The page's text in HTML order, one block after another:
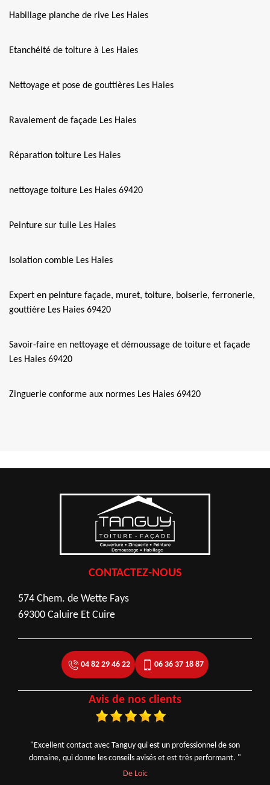
Habillage planche de rive Les Haies
Etanchéité de toiture à Les Haies
Nettoyage et pose de gouttières Les Haies
Ravalement de façade Les Haies
Réparation toiture Les Haies
nettoyage toiture Les Haies 69420
Peinture sur tuile Les Haies
Isolation comble Les Haies
Expert en peinture façade, muret, toiture, boiserie, ferronerie,
gouttière Les Haies 69420
Savoir-faire en nettoyage et démoussage de toiture et façade
Les Haies 69420
Zinguerie conforme aux normes Les Haies 69420
CONTACTEZ-NOUS
574 Chem. de Wette Fays
69300 Caluire Et Cuire
04 82 29 46 22 06 36 37 18 87
Avis de nos clients
"Excellent contact avec Tanguy qui est un professionnel de son
domaine, qui donne les conseils avisés et est très performant. "
De Loic